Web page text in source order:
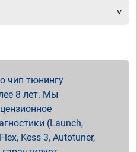
чип тюнингу
8 лет. Мы
(Launch,
Kess 3, Autotuner,